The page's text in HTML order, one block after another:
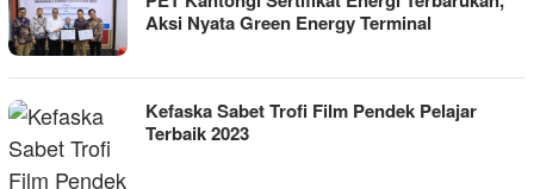
Aksi Nyata Green Energy Terminal
Kefaska Sabet Trofi Film Pendek Pelajar
Terbaik 2023